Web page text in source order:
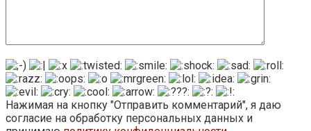
Нажимая на кнопку "Отправить комментарий", я даю
согласие на обработку персональных данных и